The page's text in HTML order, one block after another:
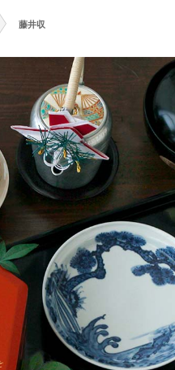
> 藤井収